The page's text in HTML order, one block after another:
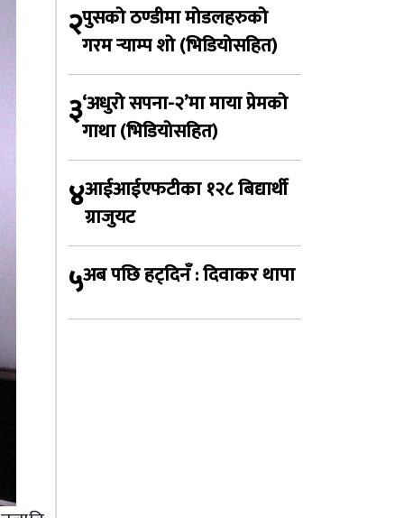
२पुसको ठण्डीमा मोडलहरुको
गरम र्‍याम्प शो (भिडियोसहित)
३‘अधुरो सपना-२’मा माया प्रेमको
गाथा (भिडियोसहित)
४आईआईएफटीका १२८ बिद्यार्थी
ग्राजुयट
५अब पछि हट्दिनँ : दिवाकर थापा